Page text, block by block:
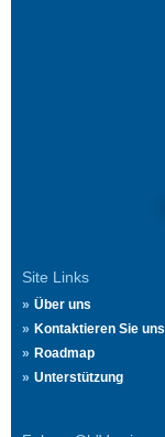
Site Links
Über uns
Kontaktieren Sie uns
Roadmap
Unterstützung